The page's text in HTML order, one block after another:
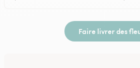
Faire livrer des